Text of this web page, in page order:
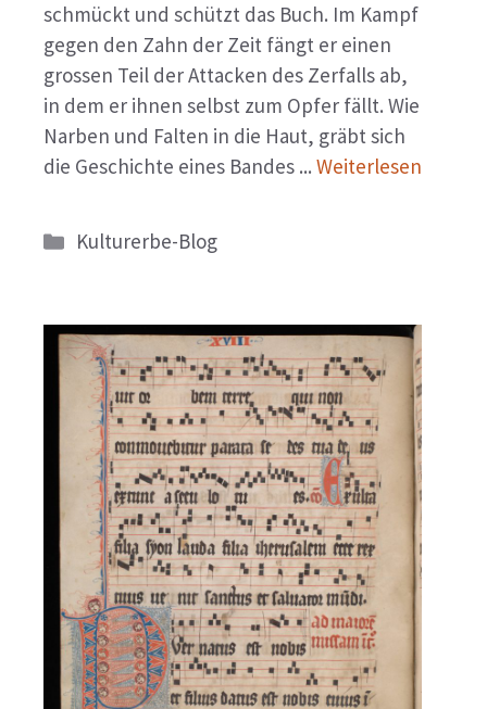
schmückt und schützt das Buch. Im Kampf
gegen den Zahn der Zeit fängt er einen
grossen Teil der Attacken des Zerfalls ab,
in dem er ihnen selbst zum Opfer fällt. Wie
Narben und Falten in die Haut, gräbt sich
die Geschichte eines Bandes ... Weiterlesen
Kategorien
Kulturerbe-Blog